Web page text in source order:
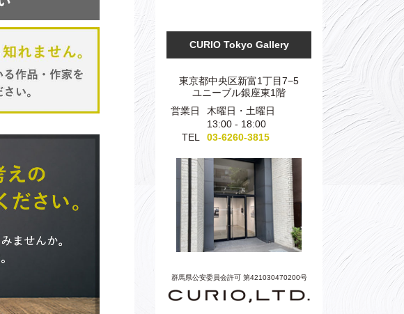
CURIO Tokyo Gallery
東京都中央区新富1丁目7−5
ユニーブル銀座東1階
営業日
木曜日・土曜日
13:00 - 18:00
TEL
03-6260-3815
群馬県公安委員会許可 第421030470200号